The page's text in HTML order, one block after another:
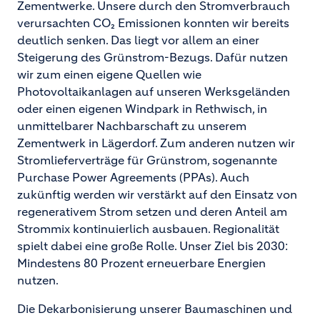
Zementwerke. Unsere durch den Stromverbrauch
verursachten CO₂ Emissionen konnten wir bereits
deutlich senken. Das liegt vor allem an einer
Steigerung des Grünstrom-Bezugs. Dafür nutzen
wir zum einen eigene Quellen wie
Photovoltaikanlagen auf unseren Werksgeländen
oder einen eigenen Windpark in Rethwisch, in
unmittelbarer Nachbarschaft zu unserem
Zementwerk in Lägerdorf. Zum anderen nutzen wir
Stromlieferverträge für Grünstrom, sogenannte
Purchase Power Agreements (PPAs). Auch
zukünftig werden wir verstärkt auf den Einsatz von
regenerativem Strom setzen und deren Anteil am
Strommix kontinuierlich ausbauen. Regionalität
spielt dabei eine große Rolle. Unser Ziel bis 2030:
Mindestens 80 Prozent erneuerbare Energien
nutzen.
Die Dekarbonisierung unserer Baumaschinen und